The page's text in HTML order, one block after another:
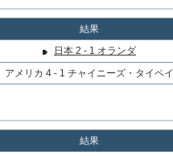
結果
日本 2 - 1 オランダ
アメリカ 4 - 1 チャイニーズ・タイペイ
結果